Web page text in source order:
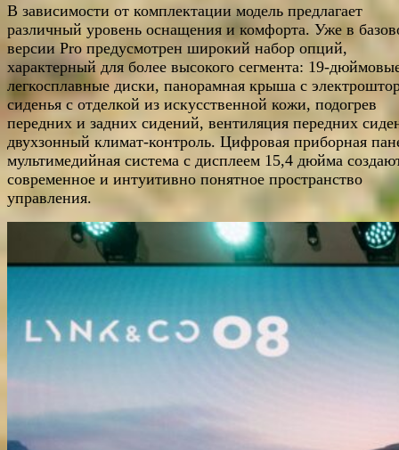
В зависимости от комплектации модель предлагает
различный уровень оснащения и комфорта. Уже в
версии Pro предусмотрен широкий набор опций,
характерный для более высокого сегмента: 19-
легкосплавные диски, панорамная крыша с
сиденья с отделкой из искусственной кожи, подогрев
передних и задних сидений, вентиляция передних
двухзонный климат-контроль. Цифровая приборная
мультимедийная система с дисплеем 15,4 дюйма
современное и интуитивно понятное пространство
управления.